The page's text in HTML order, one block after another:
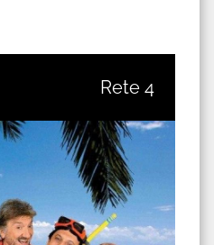
Rete 4